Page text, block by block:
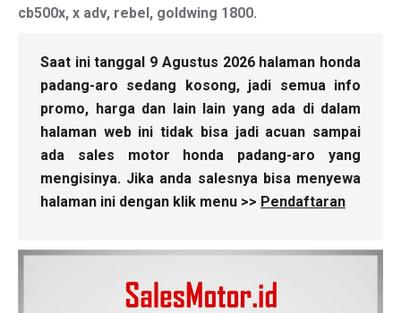
cb500x, x adv, rebel, goldwing 1800.
Saat ini tanggal 9 Agustus 2026 halaman honda
padang-aro sedang kosong, jadi semua info
promo, harga dan lain lain yang ada di dalam
halaman web ini tidak bisa jadi acuan sampai
ada sales motor honda padang-aro yang
mengisinya. Jika anda salesnya bisa menyewa
halaman ini dengan klik menu >> Pendaftaran